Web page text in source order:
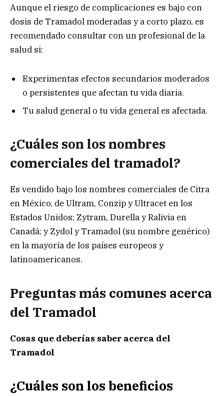
Aunque el riesgo de complicaciones es bajo con
dosis de Tramadol moderadas y a corto plazo, es
recomendado consultar con un profesional de la
salud si:
Experimentas efectos secundarios moderados
o persistentes que afectan tu vida diaria.
Tu salud general o tu vida general es afectada.
¿Cuáles son los nombres
comerciales del tramadol?
Es vendido bajo los nombres comerciales de Citra
en México, de Ultram, Conzip y Ultracet en los
Estados Unidos; Zytram, Durella y Ralivia en
Canadá; y Zydol y Tramadol (su nombre genérico)
en la mayoría de los países europeos y
latinoamericanos.
Preguntas más comunes acerca
del Tramadol
Cosas que deberías saber acerca del
Tramadol
¿Cuáles son los beneficios